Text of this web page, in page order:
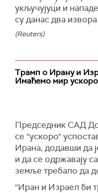
одиграо јуче
испаљених ракета и
наводи иранска
Извор агенције
ракета које је
укључујуц́и и
су данас два
(Reuters)
Трамп о Ирану и
Имаћемо мир ускоро
Председник САД
се "ускоро"
Ирана, додавши да
и да се одржавају
земље требало да
"Иран и Израел би